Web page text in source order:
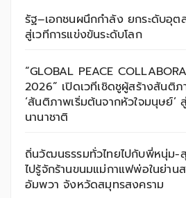
รัฐ–เอกชนผนึกกำลัง ยกระดับอุต
สู่เวทีการแข่งขันระดับโลก
“GLOBAL PEACE
2026” เปิดเวทีเชิดชูผู้สร้างสันติ
‘สันติภาพเริ่มต้นจากหัวใจมนุษย์’
นานาชาติ
ถิ่นวัฒนธรรมทั่วไทยไปกับพี่หนุ่ม
ไปรู้จักร้านขนมแม่กาแฟพ่อในย่าน
อัมพวา จังหวัดสมุทรสงคราม